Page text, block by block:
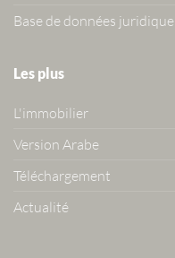
Base de données juridique
Les plus
L'immobilier
Version Arabe
Téléchargement
Actualité